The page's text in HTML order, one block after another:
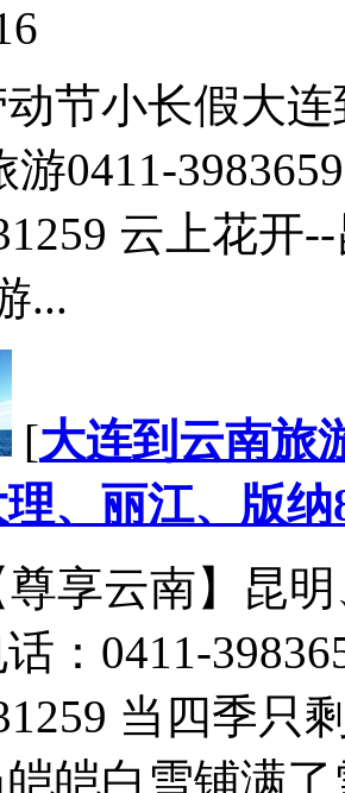
节小长假大
游0411-
云上花开
...
[大连到云南旅
、丽江、版纳
尊享云南】昆
：0411-
当四季只
皑皑白雪铺满